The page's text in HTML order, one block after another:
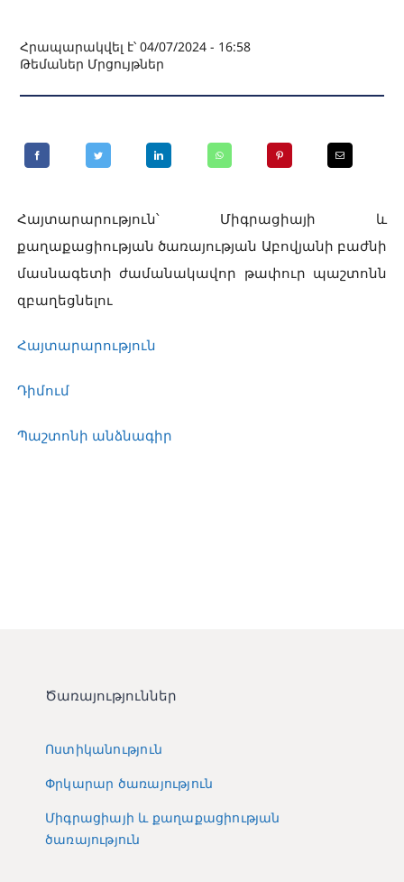
Հրապարակվել է՝ 04/07/2024 - 16:58
Թեմաներ Մրցույթներ
Հայտարարություն՝ Միգրացիայի և
քաղաքացիության ծառայության Աբովյանի բաժնի
մասնագետի ժամանակավոր թափուր պաշտոնն
զբաղեցնելու
Հայտարարություն
Դիմում
Պաշտոնի անձնագիր
Ծառայություններ
Ոստիկանություն
Փրկարար ծառայություն
Միգրացիայի և քաղաքացիության
ծառայություն